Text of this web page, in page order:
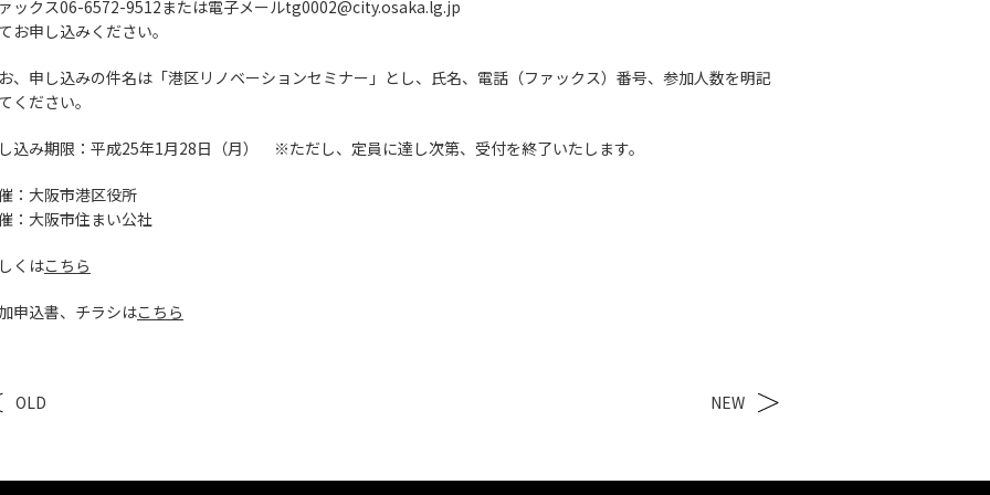
ックス06-6572-9512または電子メールtg0002@city.osaka.lg.jp
お申し込みください。
、申し込みの件名は「港区リノベーションセミナー」とし、氏名、電話（ファックス）番号、参加人数を明記
ください。
込み期限：平成25年1月28日（月） ※ただし、定員に達し次第、受付を終了いたします。
：大阪市港区役所
：大阪市住まい公社
くはこちら
申込書、チラシはこちら
OLD NEW